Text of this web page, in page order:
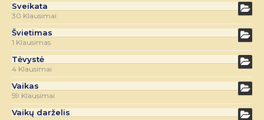
Sveikata
30 Klausimai
Švietimas
1 Klausimas
Tėvystė
4 Klausimai
Vaikas
59 Klausimai
Vaikų darželis